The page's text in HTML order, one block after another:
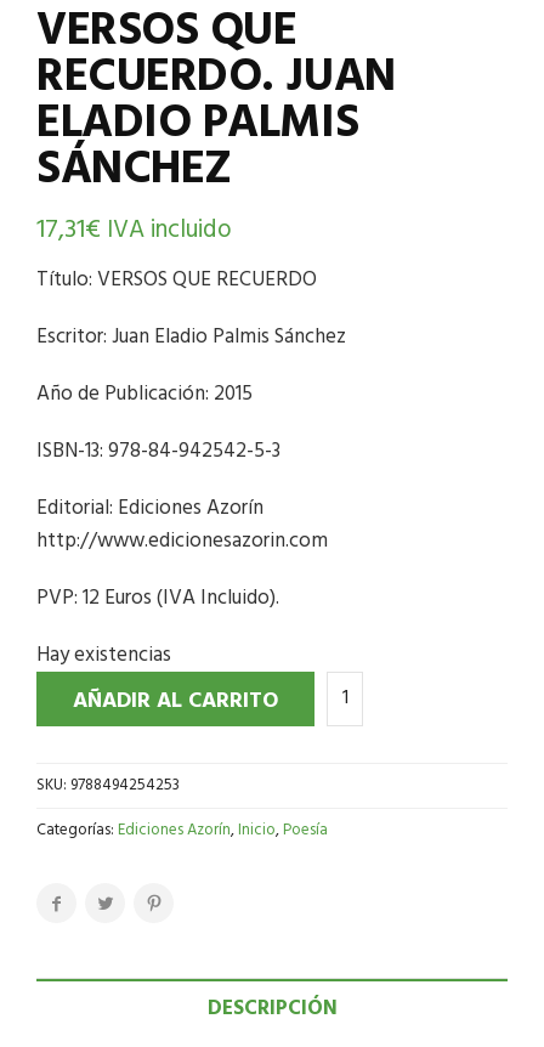
VERSOS QUE
RECUERDO. JUAN
ELADIO PALMIS
SÁNCHEZ
17,31€ IVA incluido
Título: VERSOS QUE RECUERDO
Escritor: Juan Eladio Palmis Sánchez
Año de Publicación: 2015
ISBN-13: 978-84-942542-5-3
Editorial: Ediciones Azorín
http://www.edicionesazorin.com
PVP: 12 Euros (IVA Incluido).
Hay existencias
AÑADIR AL CARRITO
SKU: 9788494254253
Categorías:Ediciones Azorín,Inicio,Poesía
DESCRIPCIÓN